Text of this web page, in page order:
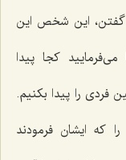
این شخص این
کجا پیدا
فردی را پیدا بکنیم.
ایشان فرمودند